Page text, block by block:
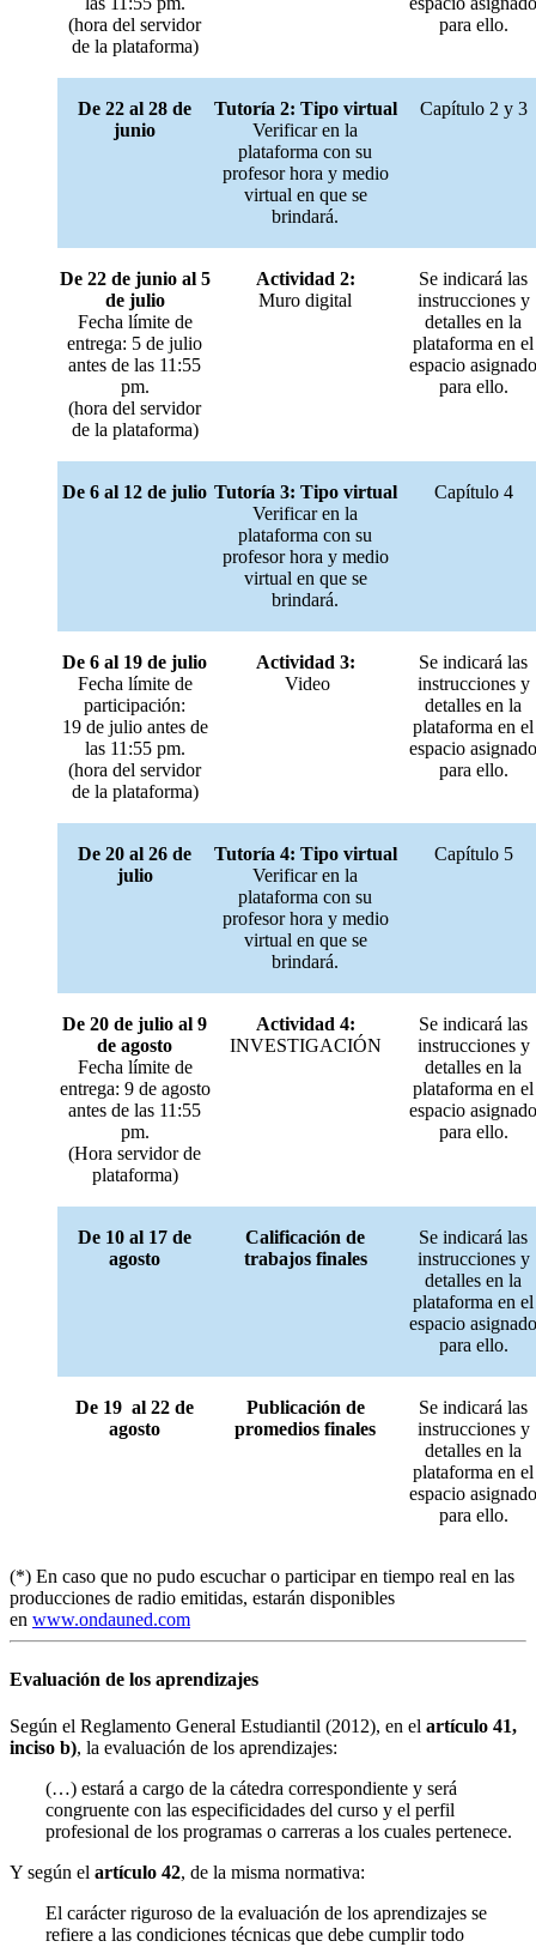
(hora del servidor
de la plataforma)
para ello.
De 22 al 28 de
junio
Tutoría 2: Tipo virtual
Verificar en la
plataforma con su
profesor hora y medio
virtual en que se
brindará.
Capítulo 2 y 3
De 22 de junio al 5
de julio
Fecha límite de
entrega: 5 de julio
antes de las 11:55
pm.
(hora del servidor
de la plataforma)
Actividad 2:
Muro digital
Se indicará las
instrucciones y
detalles en la
plataforma en el
espacio asignado
para ello.
De 6 al 12 de julio Tutoría 3: Tipo virtual
Verificar en la
plataforma con su
profesor hora y medio
virtual en que se
brindará.
Capítulo 4
De 6 al 19 de julio
Fecha límite de
participación:
19 de julio antes de
las 11:55 pm.
(hora del servidor
de la plataforma)
Actividad 3:
Video
Se indicará las
instrucciones y
detalles en la
plataforma en el
espacio asignado
para ello.
De 20 al 26 de
julio
Tutoría 4: Tipo virtual
Verificar en la
plataforma con su
profesor hora y medio
virtual en que se
brindará.
Capítulo 5
De 20 de julio al 9
de agosto
Fecha límite de
entrega: 9 de agosto
antes de las 11:55
pm.
(Hora servidor de
plataforma)
Actividad 4:
INVESTIGACIÓN
Se indicará las
instrucciones y
detalles en la
plataforma en el
espacio asignado
para ello.
De 10 al 17 de
agosto
Calificación de
trabajos finales
Se indicará las
instrucciones y
detalles en la
plataforma en el
espacio asignado
para ello.
De 19 al 22 de
agosto
Publicación de
promedios finales
Se indicará las
instrucciones y
detalles en la
plataforma en el
espacio asignado
para ello.
(*) En caso que no pudo escuchar o participar en tiempo real en las
producciones de radio emitidas, estarán disponibles
en www.ondauned.com
Evaluación de los aprendizajes
Según el Reglamento General Estudiantil (2012), en el artículo 41,
inciso b), la evaluación de los aprendizajes:
(…) estará a cargo de la cátedra correspondiente y será
congruente con las especificidades del curso y el perfil
profesional de los programas o carreras a los cuales pertenece.
Y según el artículo 42, de la misma normativa:
El carácter riguroso de la evaluación de los aprendizajes se
refiere a las condiciones técnicas que debe cumplir todo